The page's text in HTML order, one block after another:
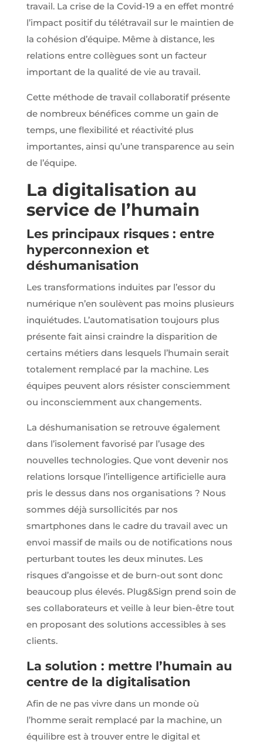
travail. La crise de la Covid-19 a en effet montré
l’impact positif du télétravail sur le maintien de
la cohésion d’équipe. Même à distance, les
relations entre collègues sont un facteur
important de la qualité de vie au travail.
Cette méthode de travail collaboratif présente
de nombreux bénéfices comme un gain de
temps, une flexibilité et réactivité plus
importantes, ainsi qu’une transparence au sein
de l’équipe.
La digitalisation au
service de l’humain
Les principaux risques : entre
hyperconnexion et
déshumanisation
Les transformations induites par l’essor du
numérique n’en soulèvent pas moins plusieurs
inquiétudes. L’automatisation toujours plus
présente fait ainsi craindre la disparition de
certains métiers dans lesquels l’humain serait
totalement remplacé par la machine. Les
équipes peuvent alors résister consciemment
ou inconsciemment aux changements.
La déshumanisation se retrouve également
dans l’isolement favorisé par l’usage des
nouvelles technologies. Que vont devenir nos
relations lorsque l’intelligence artificielle aura
pris le dessus dans nos organisations ? Nous
sommes déjà sursollicités par nos
smartphones dans le cadre du travail avec un
envoi massif de mails ou de notifications nous
perturbant toutes les deux minutes. Les
risques d’angoisse et de burn-out sont donc
beaucoup plus élevés. Plug&Sign prend soin de
ses collaborateurs et veille à leur bien-être tout
en proposant des solutions accessibles à ses
clients.
La solution : mettre l’humain au
centre de la digitalisation
Afin de ne pas vivre dans un monde où
l’homme serait remplacé par la machine, un
équilibre est à trouver entre le digital et